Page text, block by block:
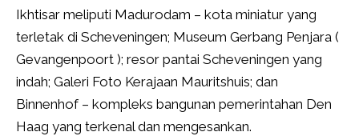
Ikhtisar meliputi Madurodam – kota miniatur yang
terletak di Scheveningen; Museum Gerbang Penjara (
Gevangenpoort ); resor pantai Scheveningen yang
indah; Galeri Foto Kerajaan Mauritshuis; dan
Binnenhof – kompleks bangunan pemerintahan Den
Haag yang terkenal dan mengesankan.